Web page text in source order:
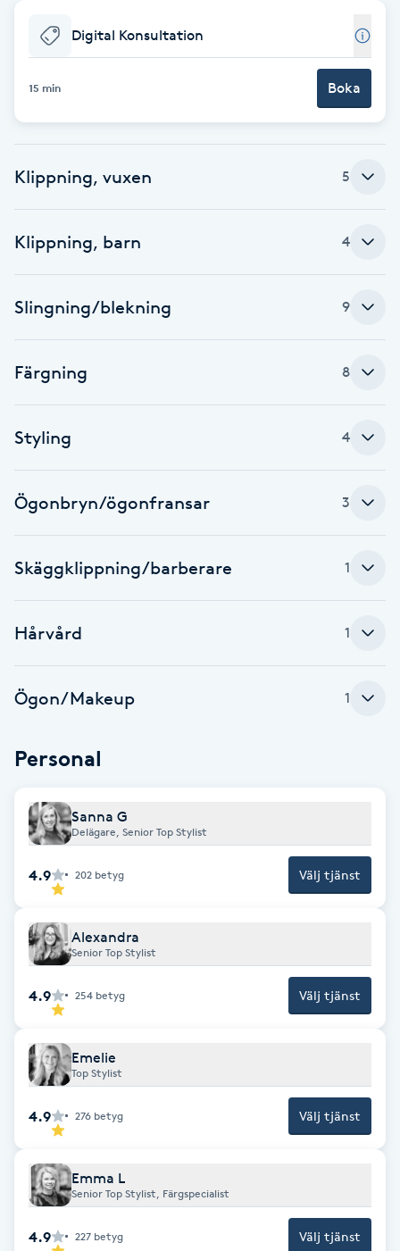
Babylights
Balayage
Barber
Barnklippning
Bottenfärg
Brynformning
Brynplockning
Bröllopsuppsättning
Coachning
Color correction
Cryoterapi
Damklippning
Dermapen
Enzympeeling
Extensions borttagning
Eyeliner-tatuering
Digital Konsultation
15 min Boka
Klippning, vuxen 5
Klippning, barn 4
Slingning/blekning 9
Färgning 8
Styling 4
Ögonbryn/ögonfransar 3
Skäggklippning/barberare 1
Hårvård 1
Ögon/Makeup 1
Personal
Sanna G
Delägare, Senior Top Stylist
4.9 202 betyg Välj tjänst
Alexandra
Senior Top Stylist
4.9 254 betyg Välj tjänst
Emelie
Top Stylist
4.9 276 betyg Välj tjänst
Emma L
Senior Top Stylist, Färgspecialist
4.9 227 betyg Välj tjänst